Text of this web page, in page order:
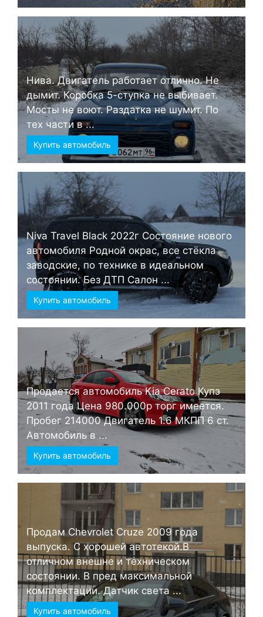
Нива. Двигатель работает отлично. Не
дымит. Коробка 5-ступка не выбивает.
Мосты не воют. Раздатка не шумит. По
тех части в ...
Купить автомобиль
Niva Travel Black 2022г Состояние нового
автомобиля Родной окрас, все стёкла
заводские, по технике в идеальном
состоянии. Без ДТП Салон ...
Купить автомобиль
Продается автомобиль Kia Cerato Купэ
2011 года Цена 980.000р торг имеется.
Пробег 214000 Двигатель 1.6 МКПП 6 ст.
Автомобиль в ...
Купить автомобиль
Продам Chevrolet Cruze 2009 года
выпуска. С хорошей автотекой.В
отличном внешне и техническом
состоянии. В пред максимальной
комплектации. Датчик света ...
Купить автомобиль